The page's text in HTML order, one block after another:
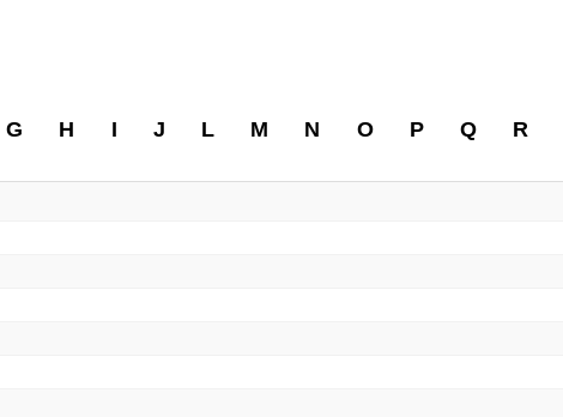
G H I J L M N O P Q R